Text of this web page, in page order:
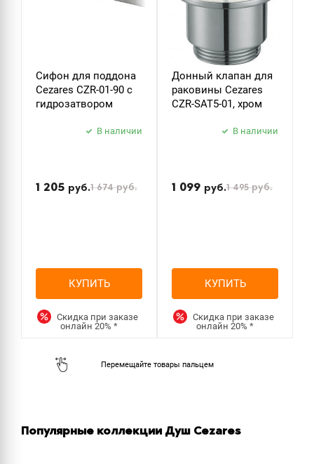
Сифон для поддона
Cezares CZR-01-90 с
гидрозатвором
В наличии
1 205 руб.1 674руб.
КУПИТЬ
Скидка при заказе
онлайн20%*
Донный клапан для
раковины Cezares
CZR-SAT5-01, хром
В наличии
1 099 руб.1 495руб.
КУПИТЬ
Скидка при заказе
онлайн20%*
Популярные коллекции Душ Cezares